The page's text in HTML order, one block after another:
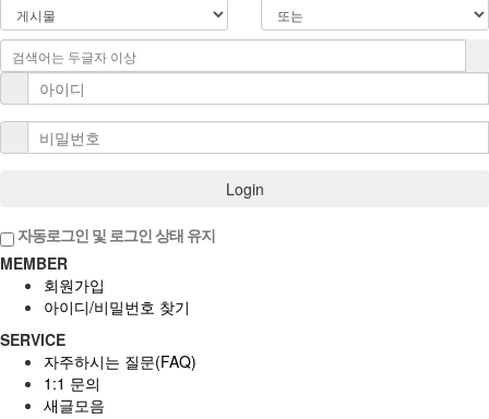
Login
자동로그인 및 로그인 상태 유지
MEMBER
회원가입
아이디/비밀번호 찾기
SERVICE
자주하시는 질문(FAQ)
1:1 문의
새글모음